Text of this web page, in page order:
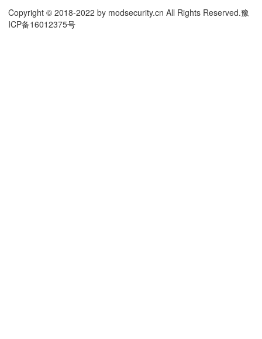
Copyright © 2018-2022 by modsecurity.cn All Rights Reserved.豫
ICP备16012375号